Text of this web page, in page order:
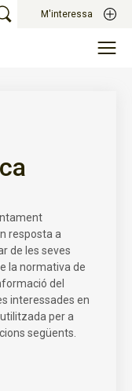
M'interessa
resposta a
de les seves
la normativa de
del
interessades en
per a
següents.